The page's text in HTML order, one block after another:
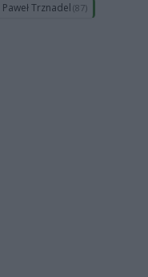
Paweł Trznadel (87)